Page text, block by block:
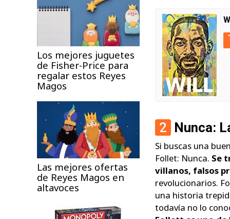
Los mejores juguetes
de Fisher-Price para
regalar estos Reyes
Magos
Las mejores ofertas
de Reyes Magos en
altavoces
2 Nunca:
Si buscas una
Follet: Nunca. Se
villanos, falsos
revolucionarios.
una historia
todavía no lo